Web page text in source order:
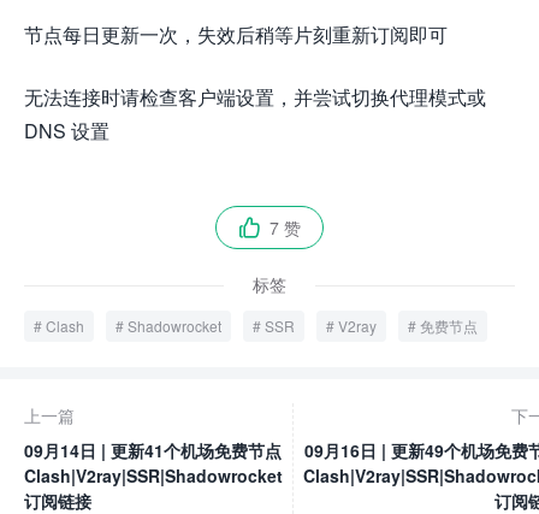
节点每日更新一次，失效后稍等片刻重新订阅即可
无法连接时请检查客户端设置，并尝试切换代理模式或
DNS 设置
 7 赞
标签
Clash Shadowrocket SSR V2ray 免费节点
上一篇
09月14日 | 更新41个机场免费节点
Clash|V2ray|SSR|Shadowrocket
订阅链接
下
09月16日 | 更新49个机场免费
订阅